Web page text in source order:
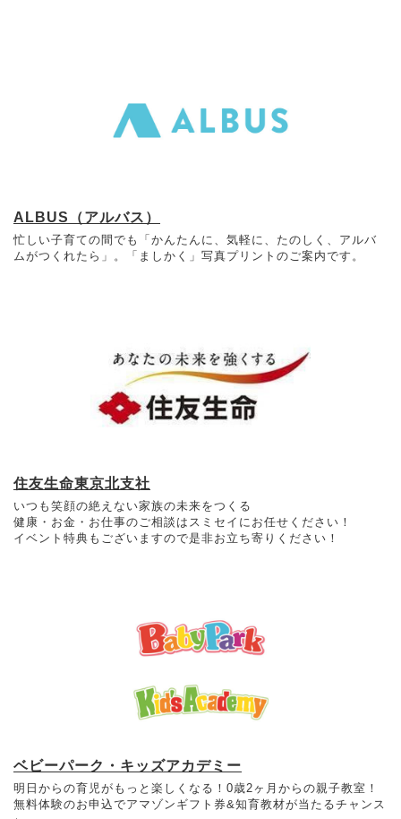
ALBUS（アルバス）
忙しい子育ての間でも「かんたんに、気軽に、たのしく、アルバ
ムがつくれたら」。「ましかく」写真プリントのご案内です。
住友生命東京北支社
いつも笑顔の絶えない家族の未来をつくる
健康・お金・お仕事のご相談はスミセイにお任せください！
イベント特典もございますので是非お立ち寄りください！
ベビーパーク・キッズアカデミー
明日からの育児がもっと楽しくなる！0歳2ヶ月からの親子教室！
無料体験のお申込でアマゾンギフト券&知育教材が当たるチャンス